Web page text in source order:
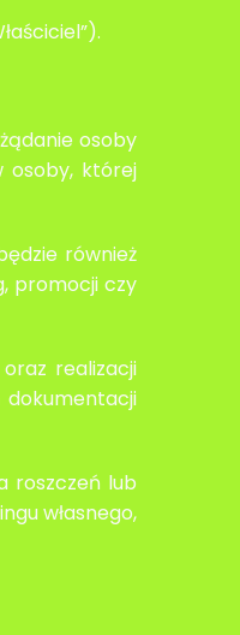
osoby
osoby, której
również
promocji czy
realizacji
roszczeń lub
własnego,